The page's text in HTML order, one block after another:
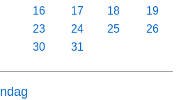
16 17 18
19
23 24 25
26
30 31